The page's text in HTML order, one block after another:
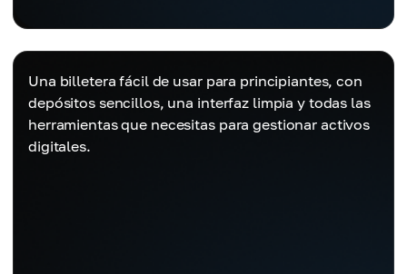
Una billetera fácil de usar para principiantes, con
depósitos sencillos, una interfaz limpia y todas las
herramientas que necesitas para gestionar activos
digitales.